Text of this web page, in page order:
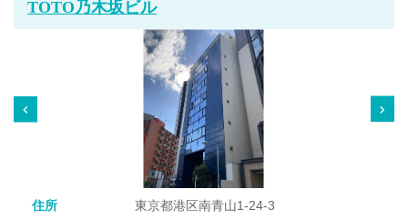
TOTO乃木坂ビル
住所
東京都港区南青山1-24-3